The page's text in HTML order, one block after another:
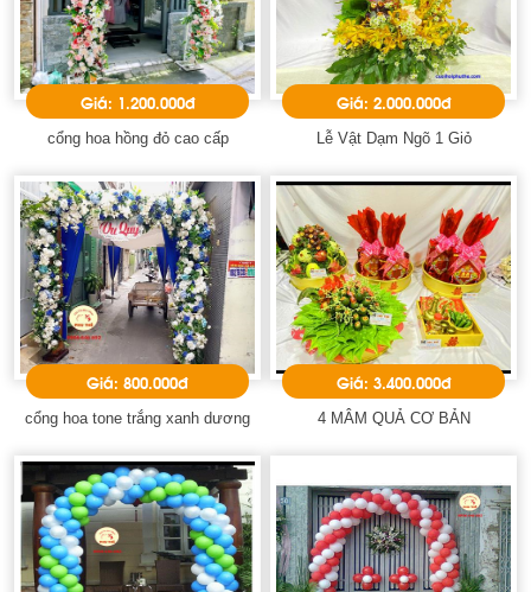
Giá: 1.200.000đ
cổng hoa hồng đỏ cao cấp
Giá: 2.000.000đ
Lễ Vật Dạm Ngõ 1 Giỏ
Giá: 800.000đ
cổng hoa tone trắng xanh dương
Giá: 3.400.000đ
4 MÂM QUẢ CƠ BẢN